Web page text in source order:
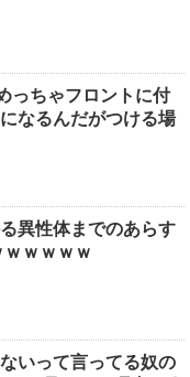
っちゃフロントに付
なるんだがつける場
異性体までのあらす
ｗｗｗｗ
いって言ってる奴の